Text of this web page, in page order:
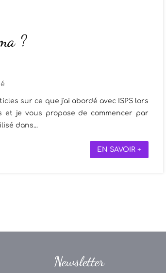
?
sur ce que j'ai abordé avec ISPS lors
et je vous propose de commencer par
dans...
EN SAVOIR +
Newsletter